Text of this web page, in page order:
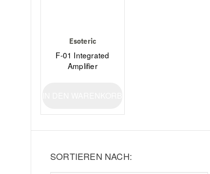
Esoteric
F-01 Integrated
Amplifier
SORTIEREN NACH: